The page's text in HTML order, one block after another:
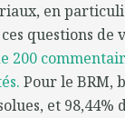
en
questions de
200
Pour le BRM,
et 98,44%